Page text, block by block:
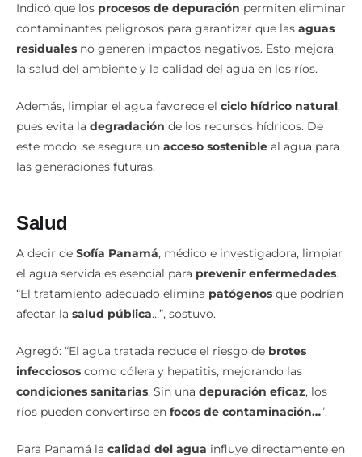
Indicó que los procesos de depuración permiten eliminar
contaminantes peligrosos para garantizar que las aguas
residuales no generen impactos negativos. Esto mejora
la salud del ambiente y la calidad del agua en los ríos.
Además, limpiar el agua favorece el ciclo hídrico natural,
pues evita la degradación de los recursos hídricos. De
este modo, se asegura un acceso sostenible al agua para
las generaciones futuras.
Salud
A decir de Sofía Panamá, médico e investigadora, limpiar
el agua servida es esencial para prevenir enfermedades.
“El tratamiento adecuado elimina patógenos que podrían
afectar la salud pública…”, sostuvo.
Agregó: “El agua tratada reduce el riesgo de brotes
infecciosos como cólera y hepatitis, mejorando las
condiciones sanitarias. Sin una depuración eficaz, los
ríos pueden convertirse en focos de contaminación…”.
Para Panamá la calidad del agua influye directamente en